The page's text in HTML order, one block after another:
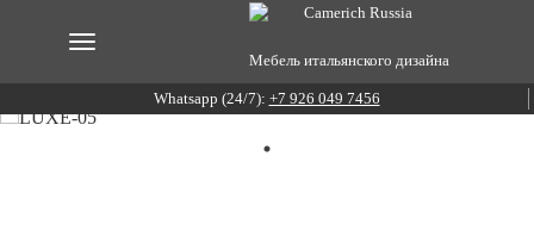
Мебель итальянского дизайна
Whatsapp (24/7): +7 926 049 7456